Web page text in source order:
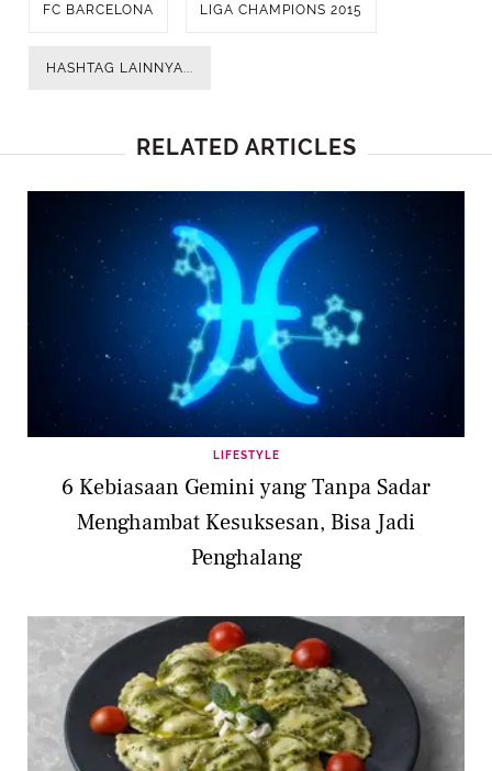
FC BARCELONA LIGA CHAMPIONS 2015
HASHTAG LAINNYA...
RELATED ARTICLES
LIFESTYLE
6 Kebiasaan Gemini yang Tanpa Sadar
Menghambat Kesuksesan, Bisa Jadi
Penghalang